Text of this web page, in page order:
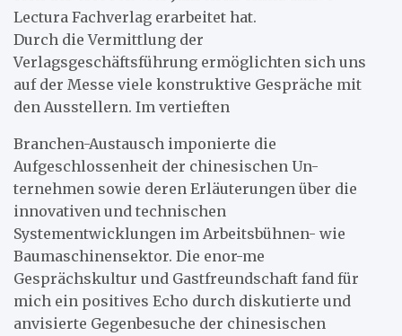
Lectura Fachverlag erarbeitet hat.
Durch die Vermittlung der
Verlagsgeschäftsführung ermöglichten sich uns
auf der Messe viele konstruktive Gespräche mit
den Ausstellern. Im vertieften
Branchen-Austausch imponierte die
Aufgeschlossenheit der chinesischen Un-
ternehmen sowie deren Erläuterungen über die
innovativen und technischen
Systementwicklungen im Arbeitsbühnen- wie
Baumaschinensektor. Die enor-me
Gesprächskultur und Gastfreundschaft fand für
mich ein positives Echo durch diskutierte und
anvisierte Gegenbesuche der chinesischen